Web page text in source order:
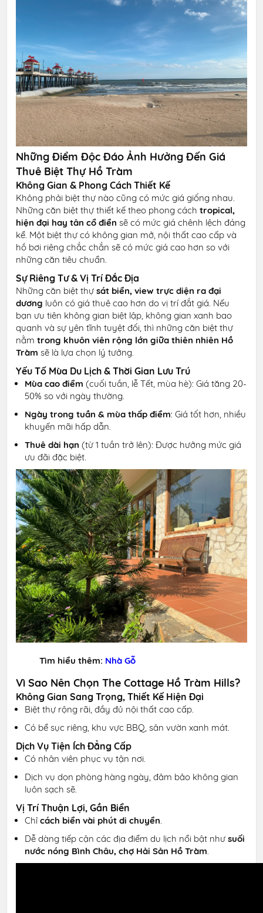
Những Điểm Độc Đáo Ảnh Hưởng Đến Giá
Thuê Biệt Thự Hồ Tràm
Không Gian & Phong Cách Thiết Kế
Không phải biệt thự nào cũng có mức giá giống nhau.
Những căn biệt thự thiết kế theo phong cáchtropical,
hiện đại hay tân cổ điển sẽ có mức giá chênh lệch đáng
kể. Một biệt thự có không gian mở, nội thất cao cấp và
hồ bơi riêng chắc chắn sẽ có mức giá cao hơn so với
những căn tiêu chuẩn.
Sự Riêng Tư & Vị Trí Đắc Địa
Những căn biệt thựsát biển, view trực diện ra đại
dương luôn có giá thuê cao hơn do vị trí đắt giá. Nếu
bạn ưu tiên không gian biệt lập, không gian xanh bao
quanh và sự yên tĩnh tuyệt đối, thì những căn biệt thự
nằmtrong khuôn viên rộng lớn giữa thiên nhiên Hồ
Tràm sẽ là lựa chọn lý tưởng.
Yếu Tố Mùa Du Lịch & Thời Gian Lưu Trú
Mùa cao điểm (cuối tuần, lễ Tết, mùa hè): Giá tăng 20-
50% so với ngày thường.
Ngày trong tuần & mùa thấp điểm: Giá tốt hơn, nhiều
khuyến mãi hấp dẫn.
Thuê dài hạn (từ 1 tuần trở lên): Được hưởng mức giá
ưu đãi đặc biệt.
Tìm hiểu thêm: Nhà Gỗ
Vì Sao Nên Chọn The Cottage Hồ Tràm Hills?
Không Gian Sang Trọng, Thiết Kế Hiện Đại
Biệt thự rộng rãi, đầy đủ nội thất cao cấp.
Có bể sục riêng, khu vực BBQ, sân vườn xanh mát.
Dịch Vụ Tiện Ích Đẳng Cấp
Có nhân viên phục vụ tận nơi.
Dịch vụ dọn phòng hàng ngày, đảm bảo không gian
luôn sạch sẽ.
Vị Trí Thuận Lợi, Gần Biển
Chỉcách biển vài phút di chuyển.
Dễ dàng tiếp cận các địa điểm du lịch nổi bật nhưsuối
nước nóng Bình Châu, chợ Hải Sản Hồ Tràm.